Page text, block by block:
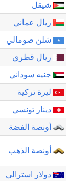
شيقل
ريال عماني
شلن صومالي
ريال قطري
جنيه سوداني
ليرة تركية
دينار تونسي
أونصة الفضة
أونصة الذهب
دولار استرالي